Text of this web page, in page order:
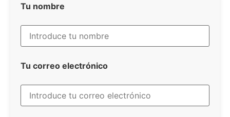
Tu nombre
Tu correo electrónico